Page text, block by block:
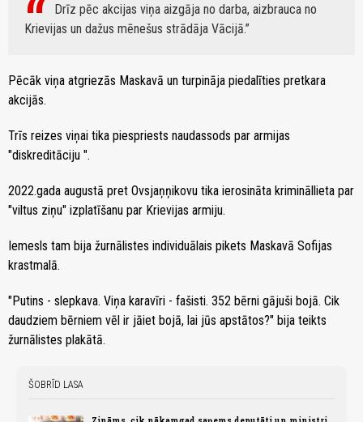
Drīz pēc akcijas viņa aizgāja no darba, aizbrauca no
Krievijas un dažus mēnešus strādāja Vācijā.
Pēcāk viņa atgriezās Maskavā un turpināja piedalīties pretkara
akcijās.
Trīs reizes viņai tika piespriests naudassods par armijas
"diskreditāciju ".
2022.gada augustā pret Ovsjaņņikovu tika ierosināta krimināllieta par
"viltus ziņu" izplatīšanu par Krievijas armiju.
Iemesls tam bija žurnālistes individuālais pikets Maskavā Sofijas
krastmalā.
"Putins - slepkava. Viņa karavīri - fašisti. 352 bērni gājuši bojā. Cik
daudziem bērniem vēl ir jāiet bojā, lai jūs apstātos?" bija teikts
žurnālistes plakātā.
ŠOBRĪD LASA